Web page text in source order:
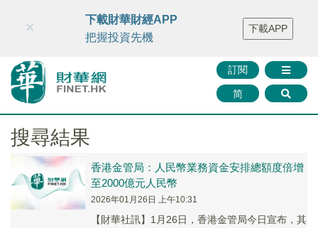
財華智庫網 FINTV FINMETA 財華證券 媒體矩陣
智庫沙龍
聯絡我們
訂閱
简
×
下載財華財經APP
把握投資先機
下載APP
搜尋結果
香港金管局：人民幣業務資金安排總額度倍增
至2000億元人民幣
2026年01月26日 上午10:31
【財華社訊】1月26日，香港金管局今日宣布，其